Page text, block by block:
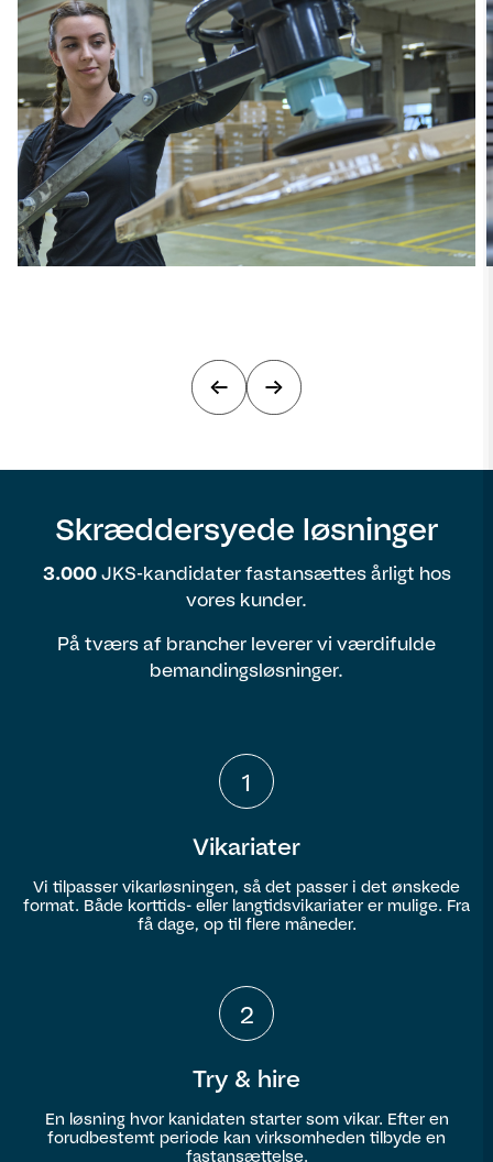
Skræddersyede løsninger
3.000JKS-kandidater fastansættes årligt hos
vores kunder.
På tværs af brancher leverer vi værdifulde
bemandingsløsninger.
1
Vikariater
Vi tilpasser vikarløsningen, så det passer i det ønskede
format. Både korttids- eller langtidsvikariater er mulige. Fra
få dage, op til flere måneder.
2
Try & hire
En løsning hvor kanidaten starter som vikar. Efter en
forudbestemt periode kan virksomheden tilbyde en
fastansættelse.